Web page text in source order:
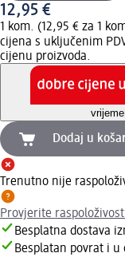
12,95 €
1 kom. (12,95 € za 1
cijena s uključenim
cijenu proizvoda.
vrijeme
Dodaj u
Trenutno nije
Provjerite
Besplatna dostava
Besplatan povrat i u